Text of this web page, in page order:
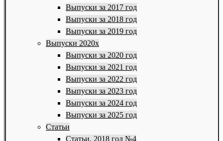
Выпуски за 2017 год
Выпуски за 2018 год
Выпуски за 2019 год
Выпуски 2020х
Выпуски за 2020 год
Выпуски за 2021 год
Выпуски за 2022 год
Выпуски за 2023 год
Выпуски за 2024 год
Выпуски за 2025 год
Статьи
Статьи. 2018 год №4